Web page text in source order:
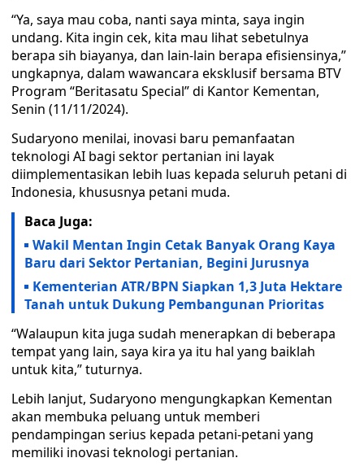
“Ya, saya mau coba, nanti saya minta, saya ingin
undang. Kita ingin cek, kita mau lihat sebetulnya
berapa sih biayanya, dan lain-lain berapa efisiensinya,”
ungkapnya, dalam wawancara eksklusif bersama BTV
Program “Beritasatu Special” di Kantor Kementan,
Senin (11/11/2024).
Sudaryono menilai, inovasi baru pemanfaatan
teknologi AI bagi sektor pertanian ini layak
diimplementasikan lebih luas kepada seluruh petani di
Indonesia, khususnya petani muda.
Baca Juga:
Wakil Mentan Ingin Cetak Banyak Orang Kaya
Baru dari Sektor Pertanian, Begini Jurusnya
Kementerian ATR/BPN Siapkan 1,3 Juta Hektare
Tanah untuk Dukung Pembangunan Prioritas
“Walaupun kita juga sudah menerapkan di beberapa
tempat yang lain, saya kira ya itu hal yang baiklah
untuk kita,” tuturnya.
Lebih lanjut, Sudaryono mengungkapkan Kementan
akan membuka peluang untuk memberi
pendampingan serius kepada petani-petani yang
memiliki inovasi teknologi pertanian.